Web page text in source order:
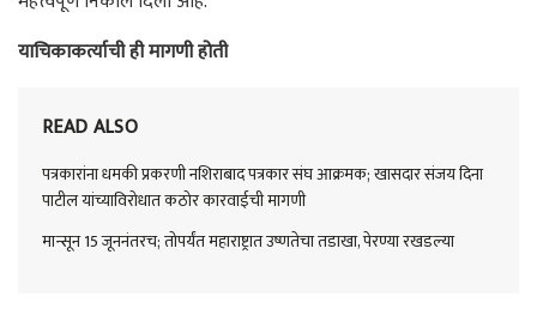
याचिकाकर्त्याची ही मागणी होती
READ ALSO
पत्रकारांना धमकी प्रकरणी नशिराबाद पत्रकार संघ आक्रमक; खासदार संजय दिना
पाटील यांच्याविरोधात कठोर कारवाईची मागणी
मान्सून 15 जूननंतरच; तोपर्यंत महाराष्ट्रात उष्णतेचा तडाखा, पेरण्या रखडल्या